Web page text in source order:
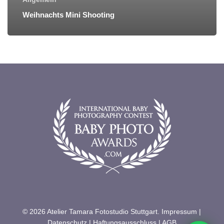
Weihnachts Mini Shooting
© 2026 Atelier Tamara Fotostudio Stuttgart. Impressum |